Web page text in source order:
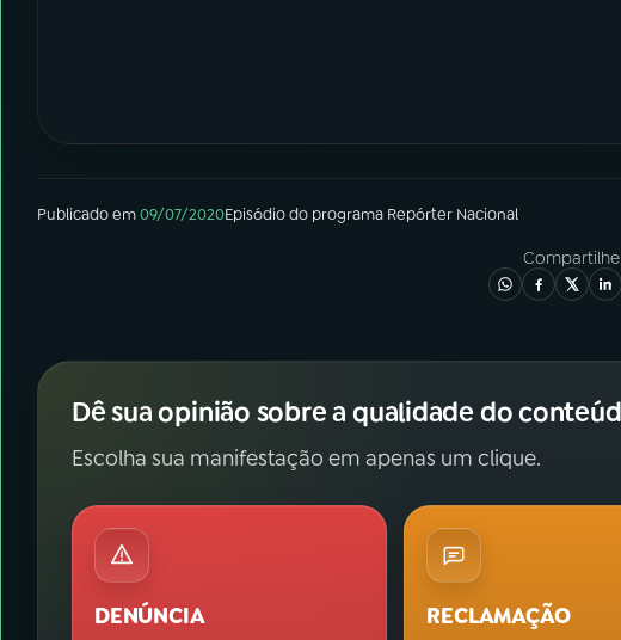
Publicado em09/07/2020Episódiodo programa Repórter Nacional
Compartilhe
Dê sua opinião sobre a qualidade do
Escolha sua manifestação em apenas um clique.
DENÚNCIA RECLAMAÇÃO